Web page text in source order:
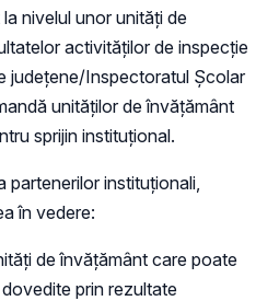
nivelul unor unități de
activităților de inspecție
județene/Inspectoratul Școlar
unităților de învățământ
sprijin instituțional.
instituționali,
în vedere:
de învățământ care poate
prin rezultate